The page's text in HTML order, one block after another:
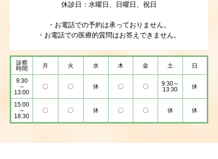
休診日：水曜日、日曜日、祝日
・お電話での予約は承っておりません。
・お電話での医療的質問はお答えできません。
診察
時間
月 火 水 木 金 土 日
9:30
～
13:00
〇 〇 休 〇 〇
9:30～
13:30
休
15:00
～
18:30
〇 〇 休 〇 〇 休 休